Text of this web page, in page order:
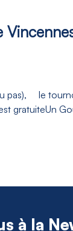
pas), le
gratuiteUn
à la